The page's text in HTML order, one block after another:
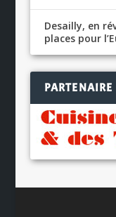
Desailly, en
places pour
PARTENAIRE